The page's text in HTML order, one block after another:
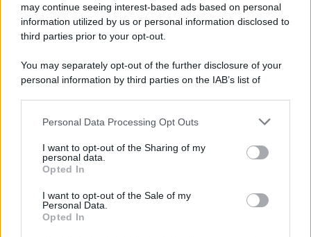
may continue seeing interest-based ads based on personal
information utilized by us or personal information disclosed to
third parties prior to your opt-out.
You may separately opt-out of the further disclosure of your
personal information by third parties on the IAB’s list of
This information may also be disclosed by us to third parties
disclose it to other third parties.
Please note that this website/app uses one or more Google
services and may gather and store information including but
not limited to your visit or usage behaviour. You may click to
grant or deny consent to Google and its third-party tags to
Personal Data Processing Opt Outs
I want to opt-out of the Sharing of my
personal data.
Opted In
I want to opt-out of the Sale of my
Personal Data.
Opted In
L'editoriale /Riecco il “patto Meloni – Schlein”. Contro i
deepfake in campagna elettorale. Questa volta funzionerà?
La storia /Le 10 maestre che già 120 anni fa ottennero, per
10 mesi, il diritto di voto
Pordenone /Il Premio Airone di Carta 2026 a GiULiA
giornaliste: promuove la cultura della parità